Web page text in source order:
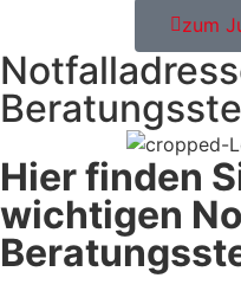
zum
Hier finden
wichtigen